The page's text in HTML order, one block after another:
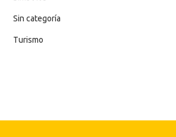
Sin categoría
Turismo